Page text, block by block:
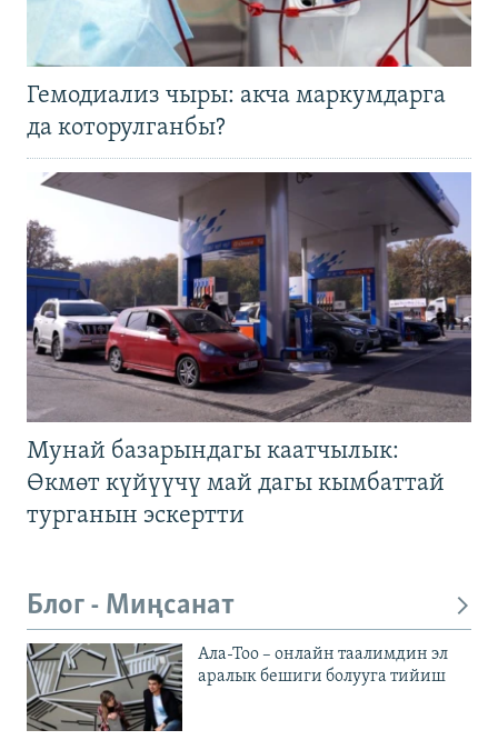
Гемодиализ чыры: акча маркумдарга
да которулганбы?
Мунай базарындагы каатчылык:
Өкмөт күйүүчү май дагы кымбаттай
турганын эскертти
Блог - Миңсанат
Ала-Тоо – онлайн таалимдин эл
аралык бешиги болууга тийиш